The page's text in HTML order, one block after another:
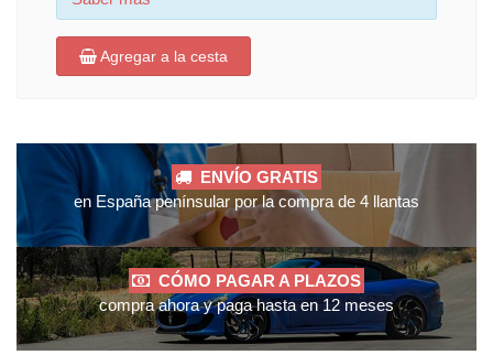
Agregar a la cesta
ENVÍO GRATIS
en España penínsular por la compra de 4 llantas
CÓMO PAGAR A PLAZOS
compra ahora y paga hasta en 12 meses